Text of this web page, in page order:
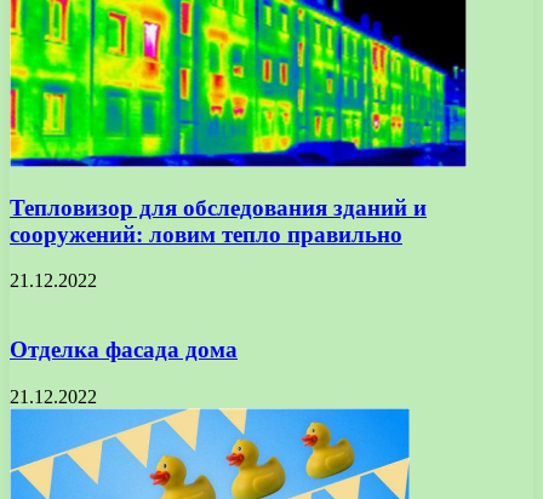
Тепловизор для обследования зданий и
сооружений: ловим тепло правильно
21.12.2022
Отделка фасада дома
21.12.2022